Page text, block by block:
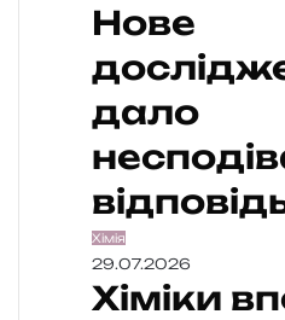
Нове
дало
Хімія
29.07.2026
Хіміки